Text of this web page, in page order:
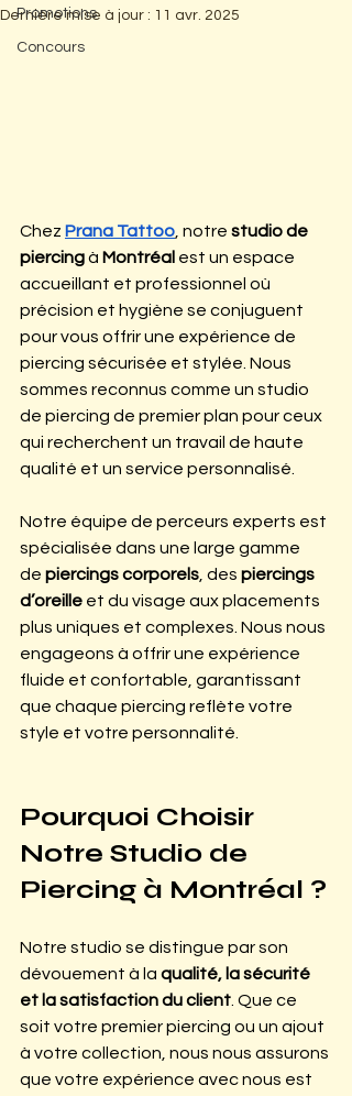
Promotions
Concours
Dernière mise à jour : 11 avr. 2025
Chez Prana Tattoo, notre studio de
piercing à Montréal est un espace
accueillant et professionnel où
précision et hygiène se conjuguent
pour vous offrir une expérience de
piercing sécurisée et stylée. Nous
sommes reconnus comme un studio
de piercing de premier plan pour ceux
qui recherchent un travail de haute
qualité et un service personnalisé.
Notre équipe de perceurs experts est
spécialisée dans une large gamme
de piercings corporels, des piercings
d’oreille et du visage aux placements
plus uniques et complexes. Nous nous
engageons à offrir une expérience
fluide et confortable, garantissant
que chaque piercing reflète votre
style et votre personnalité.
Pourquoi Choisir
Notre Studio de
Piercing à Montréal ?
Notre studio se distingue par son
dévouement à la qualité, la sécurité
et la satisfaction du client. Que ce
soit votre premier piercing ou un ajout
à votre collection, nous nous assurons
que votre expérience avec nous est